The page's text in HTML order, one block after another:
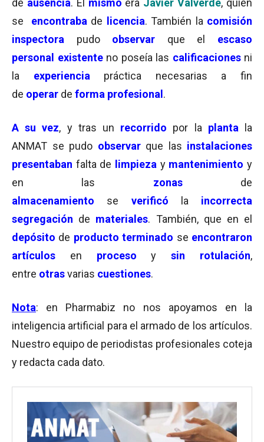
de ausencia. El mismo era Javier Valverde, quien
se encontraba de licencia. También la comisión
inspectora pudo observar que el escaso
personal
existenteno poseía las calificaciones ni
la experiencia práctica necesarias a fin
de operar de forma profesional .
A su vez, y tras un recorrido por la planta la
ANMAT se pudo observar que las instalaciones
presentaban falta de limpieza y mantenimiento y
en las
zonas
de
almacenamiento
se verificó la incorrecta
segregación de materiales. También, que en el
depósito de producto terminado se encontraron
artículos
en proceso ysin rotulación,
entre otrasvarias cuestiones.
Nota: en Pharmabiz no nos apoyamos en la
inteligencia artificial para el armado de los artículos.
Nuestro equipo de periodistas profesionales coteja
y redacta cada dato.